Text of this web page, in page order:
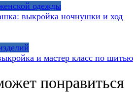
одежды
выкройка ночнушки и ход
и мастер класс по шитью
понравиться